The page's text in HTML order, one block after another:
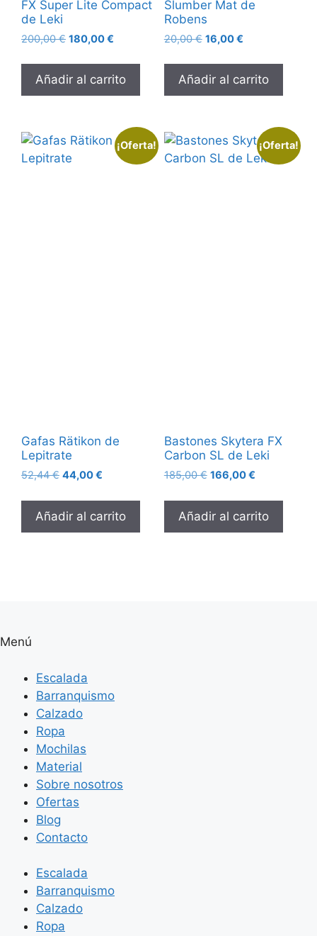
FX Super Lite Compact
de Leki
200,00€ El
original
era:
200,00 €.
180,00€
actual
es:
180,00 €.
Añadir al carrito
Slumber Mat de
Robens
20,00€ El
original
era:
20,00 €.
16,00€El
actual
es:
16,00 €.
Añadir al carrito
¡Oferta!
Gafas Rätikon de
Lepitrate
52,44€ El
original
era:
52,44 €.
44,00€
actual
es:
44,00 €.
Añadir al carrito
¡Oferta!
Bastones Skytera FX
Carbon SL de Leki
185,00€ El
original
era:
185,00 €.
166,00€El
actual
es:
166,00 €.
Añadir al carrito
Menú
Escalada
Barranquismo
Calzado
Ropa
Mochilas
Material
Sobre nosotros
Ofertas
Blog
Contacto
Escalada
Barranquismo
Calzado
Ropa